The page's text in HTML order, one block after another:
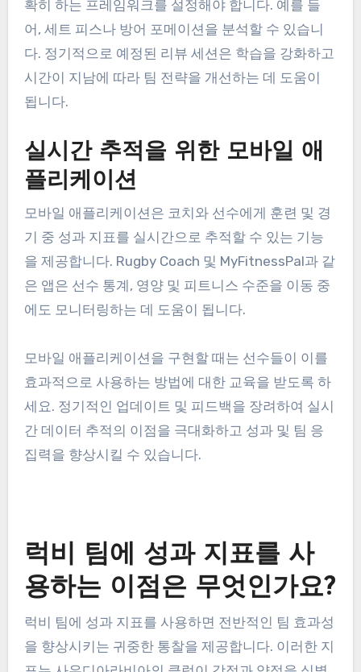
다.
게임 리뷰를 위한 비디오 분석
도구
가를 위해 경기 영상을 검토할 수 있게 해줍니다.
Dartfish 및 Nacsport와 같은 소프트웨어는 특정 이
벤트를 태그할 수 있게 하여 게임의 주요 순간을 분
석하기 쉽게 만듭니다.
효과적으로 사용하기 위해 코치는 분석할 내용을 명
확히 하는 프레임워크를 설정해야 합니다. 예를 들
어, 세트 피스나 방어 포메이션을 분석할 수 있습니
시간이 지남에 따라 팀 전략을 개선하는 데 도움이
됩니다.
실시간 추적을 위한 모바일 애
플리케이션
을 제공합니다. Rugby Coach 및 MyFitnessPal과 같
은 앱은 선수 통계, 영양 및 피트니스 수준을 이동 중
에도 모니터링하는 데 도움이 됩니다.
모바일 애플리케이션을 구현할 때는 선수들이 이를
효과적으로 사용하는 방법에 대한 교육을 받도록 하